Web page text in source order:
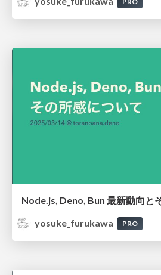
Node.js, Deno, Bun 最新動向と
yosuke_furukawa
PRO